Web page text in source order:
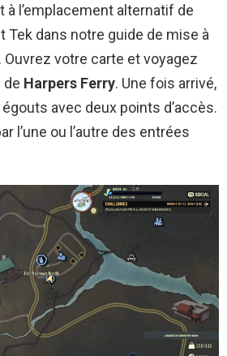
l’emplacement alternatif de
Tek dans notre guide de mise à
Ouvrez votre carte et voyagez
de Harpers Ferry. Une fois arrivé,
avec deux points d’accès.
l’une ou l’autre des entrées